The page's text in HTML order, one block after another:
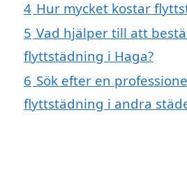
4 Hur mycket kostar
5 Vad hjälper till att
flyttstädning i Haga?
6 Sök efter en
flyttstädning i andra